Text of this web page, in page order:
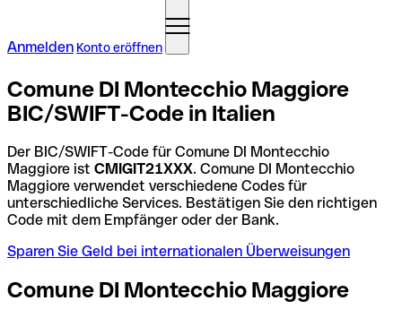
Anmelden Konto eröffnen
Comune DI Montecchio Maggiore
BIC/SWIFT-Code in Italien
Der BIC/SWIFT-Code für Comune DI Montecchio
Maggiore ist CMIGIT21XXX. Comune DI Montecchio
Maggiore verwendet verschiedene Codes für
unterschiedliche Services. Bestätigen Sie den richtigen
Code mit dem Empfänger oder der Bank.
Sparen Sie Geld bei internationalen Überweisungen
Comune DI Montecchio Maggiore